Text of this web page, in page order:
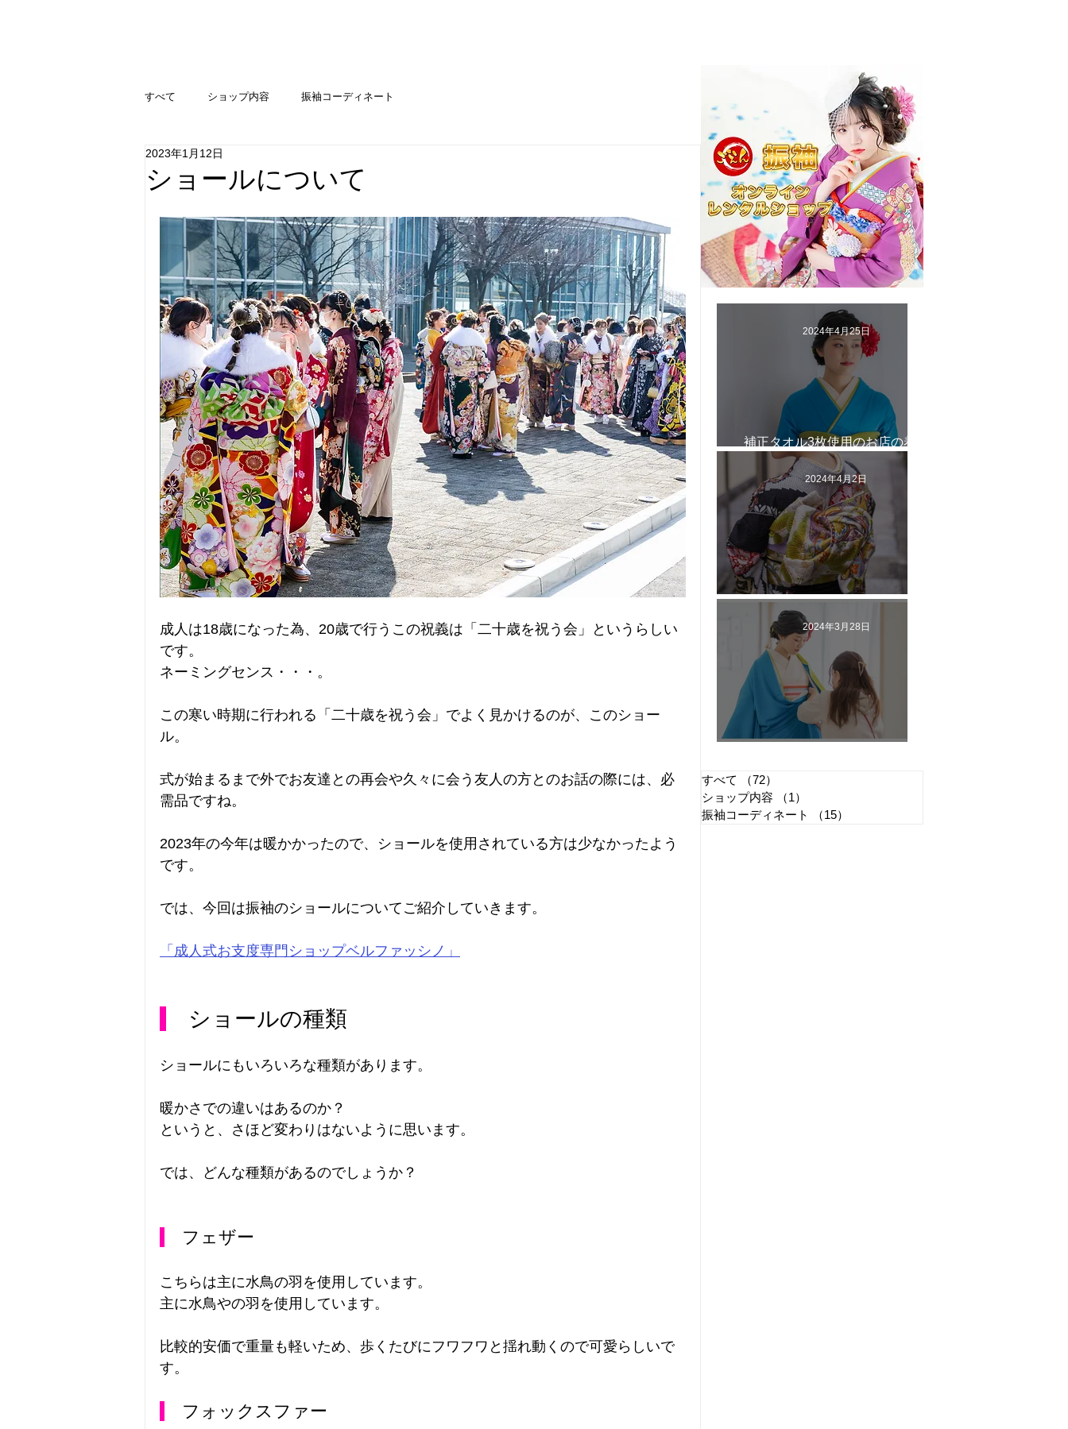
すべて ショップ内容 振袖コーディネート
ショールについて
2023年1月12日
成人は18歳になった為、20歳で行うこの祝義は「二十歳を祝う会」というらしい
です。
ネーミングセンス・・・。
この寒い時期に行われる「二十歳を祝う会」でよく見かけるのが、このショー
ル。
式が始まるまで外でお友達との再会や久々に会う友人の方とのお話の際には、必
需品ですね。
2023年の今年は暖かかったので、ショールを使用されている方は少なかったよう
です。
では、今回は振袖のショールについてご紹介していきます。
「成人式お支度専門ショップベルファッシノ」
ショールの種類
ショールにもいろいろな種類があります。
暖かさでの違いはあるのか？
というと、さほど変わりはないように思います。
では、どんな種類があるのでしょうか？
フェザー
こちらは主に水鳥の羽を使用しています。
主に水鳥やの羽を使用しています。
比較的安価で重量も軽いため、歩くたびにフワフワと揺れ動くので可愛らしいで
す。
フォックスファー
補正タオル3枚使用のお店の着付
けは苦しく着崩れる
2024年4月25日
着物ブームのワケ
2024年4月2日
2024年3月28日
すべて （72）
ショップ内容
（1）
振袖コーディネート
（15）